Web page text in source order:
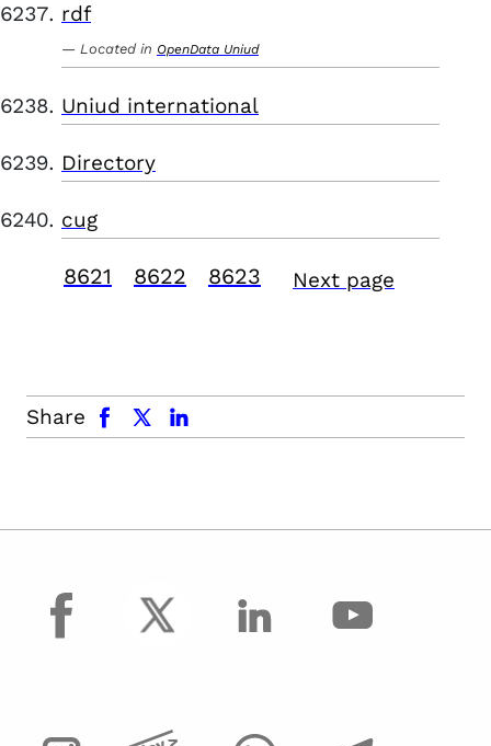
rdf
Located in OpenData Uniud
Uniud international
Directory
cug
8621 8622 8623 Next page
Share
facebook x.com linkedin
facebook